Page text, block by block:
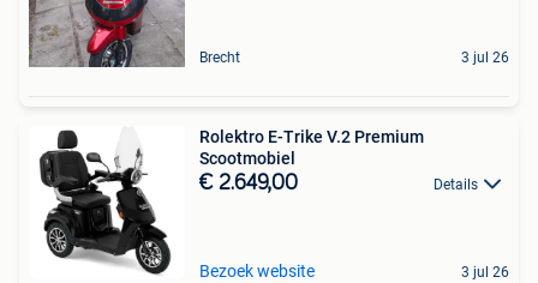
Brecht 3 jul 26
Rolektro E-Trike V.2 Premium
Scootmobiel
€ 2.649,00 Details
Bezoek website 3 jul 26